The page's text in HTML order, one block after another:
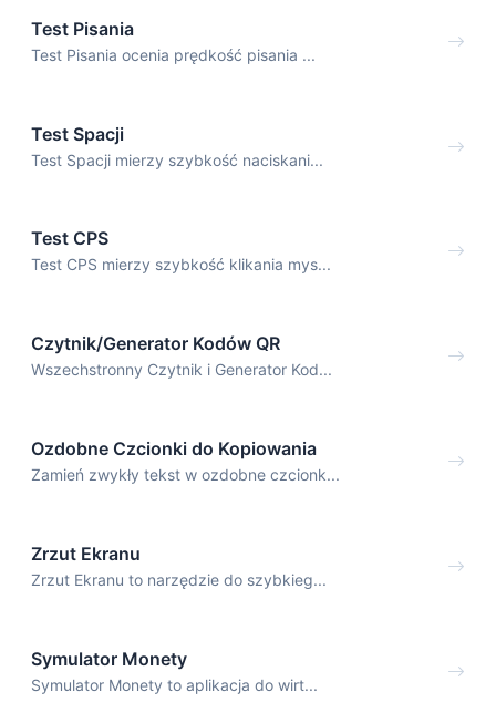
Test Pisania
Test Pisania ocenia prędkość pisania ...
Test Spacji
Test Spacji mierzy szybkość naciskani...
Test CPS
Test CPS mierzy szybkość klikania mys...
Czytnik/Generator Kodów QR
Wszechstronny Czytnik i Generator Kod...
Ozdobne Czcionki do Kopiowania
Zamień zwykły tekst w ozdobne czcionk...
Zrzut Ekranu
Zrzut Ekranu to narzędzie do szybkieg...
Symulator Monety
Symulator Monety to aplikacja do wirt...